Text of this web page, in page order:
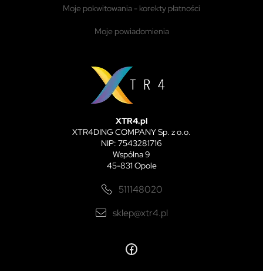
moje pokwitowania - korekty płatności
moje powiadomienia
XTR4.pl
XTR4DING COMPANY Sp. z o.o.
NIP: 7543281716
Wspólna 9
45-831 Opole
511148020
sklep@xtr4.pl